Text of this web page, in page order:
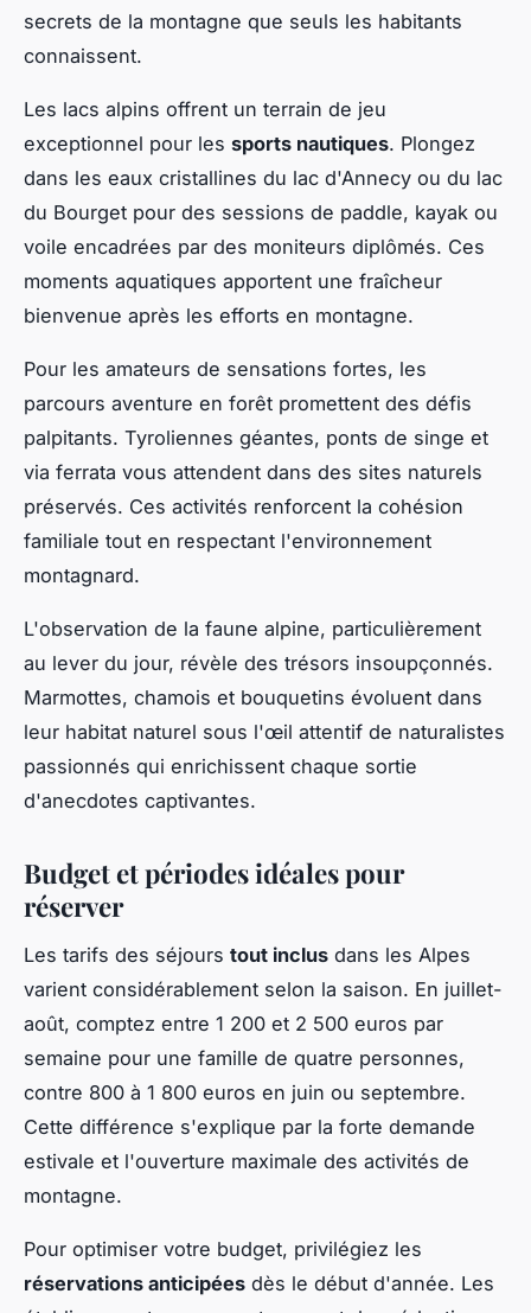
secrets de la montagne que seuls les habitants
connaissent.
Les lacs alpins offrent un terrain de jeu
exceptionnel pour les sports nautiques. Plongez
dans les eaux cristallines du lac d'Annecy ou du lac
du Bourget pour des sessions de paddle, kayak ou
voile encadrées par des moniteurs diplômés. Ces
moments aquatiques apportent une fraîcheur
bienvenue après les efforts en montagne.
Pour les amateurs de sensations fortes, les
parcours aventure en forêt promettent des défis
palpitants. Tyroliennes géantes, ponts de singe et
via ferrata vous attendent dans des sites naturels
préservés. Ces activités renforcent la cohésion
familiale tout en respectant l'environnement
montagnard.
L'observation de la faune alpine, particulièrement
au lever du jour, révèle des trésors insoupçonnés.
Marmottes, chamois et bouquetins évoluent dans
leur habitat naturel sous l'œil attentif de naturalistes
passionnés qui enrichissent chaque sortie
d'anecdotes captivantes.
Budget et périodes idéales pour
réserver
Les tarifs des séjours tout inclus dans les Alpes
varient considérablement selon la saison. En juillet-
août, comptez entre 1 200 et 2 500 euros par
semaine pour une famille de quatre personnes,
contre 800 à 1 800 euros en juin ou septembre.
Cette différence s'explique par la forte demande
estivale et l'ouverture maximale des activités de
montagne.
Pour optimiser votre budget, privilégiez les
réservations anticipées dès le début d'année. Les